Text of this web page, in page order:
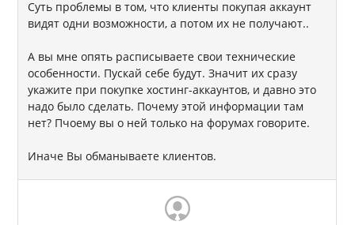
Суть проблемы в том, что клиенты покупая аккаунт
видят одни возможности, а потом их не получают..
А вы мне опять расписываете свои технические
особенности. Пускай себе будут. Значит их сразу
укажите при покупке хостинг-аккаунтов, и давно это
надо было сделать. Почему этой информации там
нет? Пчоему вы о ней только на форумах говорите.
Иначе Вы обманываете клиентов.